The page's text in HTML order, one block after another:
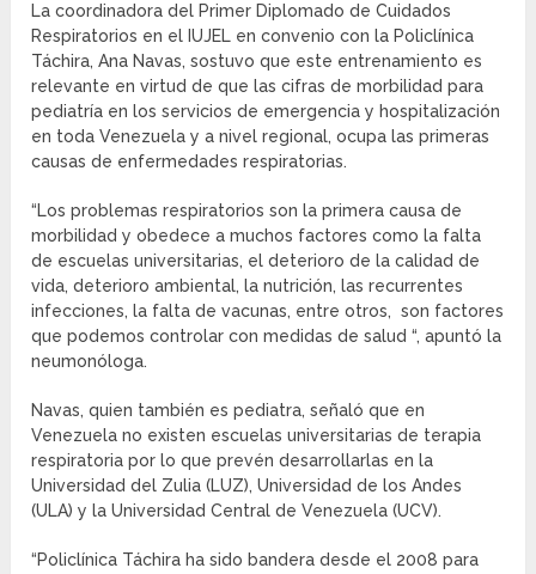
La coordinadora del Primer Diplomado de Cuidados
Respiratorios en el IUJEL en convenio con la Policlínica
Táchira, Ana Navas, sostuvo que este entrenamiento es
relevante en virtud de que las cifras de morbilidad para
pediatría en los servicios de emergencia y hospitalización
en toda Venezuela y a nivel regional, ocupa las primeras
causas de enfermedades respiratorias.
“Los problemas respiratorios son la primera causa de
morbilidad y obedece a muchos factores como la falta
de escuelas universitarias, el deterioro de la calidad de
vida, deterioro ambiental, la nutrición, las recurrentes
infecciones, la falta de vacunas, entre otros, son factores
que podemos controlar con medidas de salud “, apuntó la
neumonóloga.
Navas, quien también es pediatra, señaló que en
Venezuela no existen escuelas universitarias de terapia
respiratoria por lo que prevén desarrollarlas en la
Universidad del Zulia (LUZ), Universidad de los Andes
(ULA) y la Universidad Central de Venezuela (UCV).
“Policlínica Táchira ha sido bandera desde el 2008 para